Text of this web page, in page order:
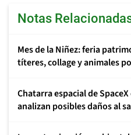
Notas
Mes de la Niñez: feria
títeres, collage y animales
Chatarra espacial de
analizan posibles daños al